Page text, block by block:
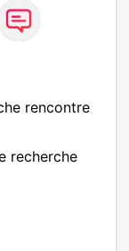
rencontre
recherche